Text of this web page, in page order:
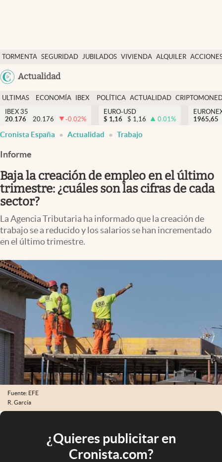
TORMENTA SEGURIDAD JUBILADOS VIVIENDA ALQUILER
USA
Actualidad
Economía y finanzas
Política
Actualidad
Criptomonedas
España
ULTIMAS
NOTICIAS
ECONOMÍA
FINANZAS
IBEX
EURO
POLÍTICA ACTUALIDAD
IBEX 35
20.176
20.176 -0.02%
EURO-USD
$ 1,16 $ 1,16 0.01%
1965,65
Cronista España Actualidad Trabajo
Informe
Baja la creación de empleo en el último
trimestre: ¿cuáles son las cifras de cada
sector?
La Agencia Tributaria ha informado que la creación de
trabajo se a reducido y los salarios se han incrementado
en el último trimestre.
Fuente: EFE
R. García
¿Quieres publicitar en
Cronista.com?